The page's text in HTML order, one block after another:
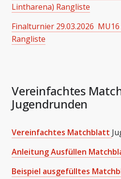
Lintharena) Rangliste
Finalturnier 29.03.2026
Rangliste
Vereinfachtes
Jugendrunden
Vereinfachtes Matchblatt
Anleitung Ausfüllen
Beispiel ausgefülltes